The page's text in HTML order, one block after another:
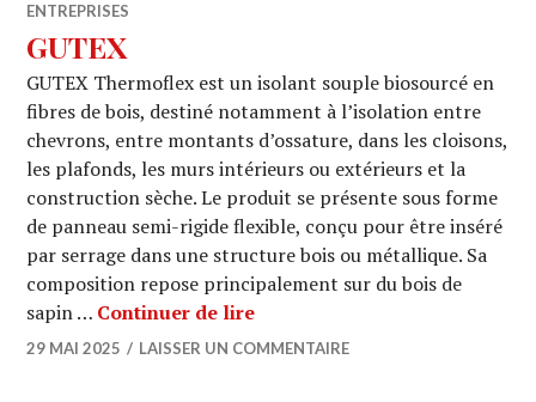
ENTREPRISES
GUTEX
GUTEX Thermoflex est un isolant souple biosourcé en
fibres de bois, destiné notamment à l’isolation entre
chevrons, entre montants d’ossature, dans les cloisons,
les plafonds, les murs intérieurs ou extérieurs et la
construction sèche. Le produit se présente sous forme
de panneau semi-rigide flexible, conçu pour être inséré
par serrage dans une structure bois ou métallique. Sa
composition repose principalement sur du bois de
sapin … Continuer de lireGUTEX
29 MAI 2025 LAISSER UN COMMENTAIRE